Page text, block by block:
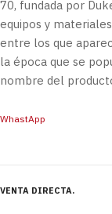
70, fundada por
equipos y
entre los que
la época que se
nombre del
WhastApp
VENTA DIRECTA